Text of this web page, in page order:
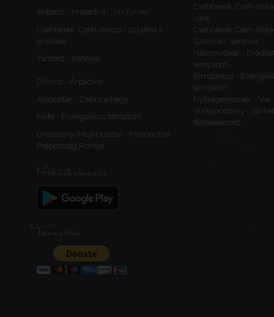
Imbach - Imbach II., „Im Turner”
Csehberek, Cseh-
vára
Csehberek, Cseh-Brézó - Szlatina II.
erődítés
Csehberek, Cseh-
Szlatina I. sáncvár
Tömörd - Ilonavár
Háromudvar -
templom
Dömös - Árpádvár
Rimabrézó -
templom
Alsócsitár - Zsibrica hegy
Nyitragerencsér - Vár
Kiéte - Evangélikus templom
Vulkapordány -
(feltételezett)
Oroszlány (Majkpuszta) - Premontrei
Prépostság Romjai
Mobilalkalmazás
Támogatás